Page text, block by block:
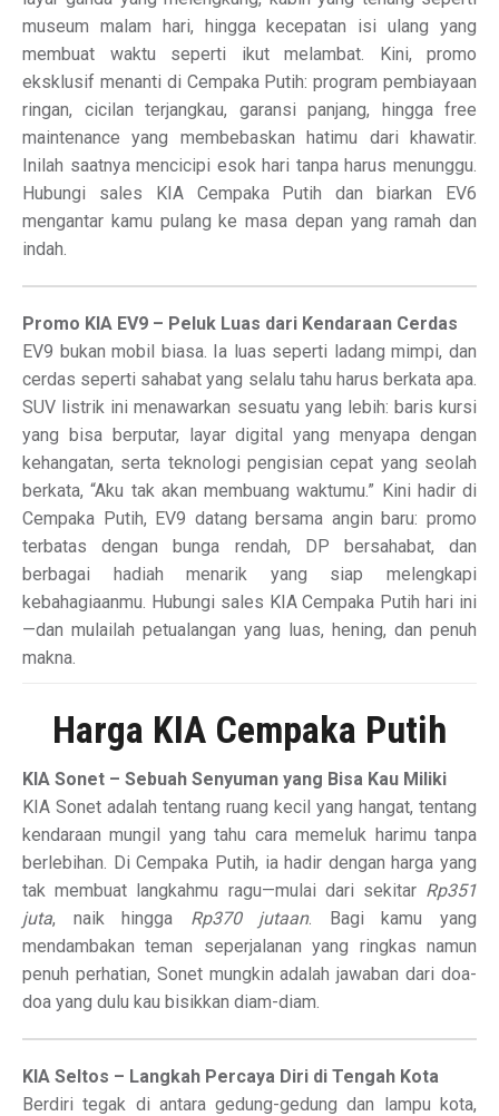
museum malam hari, hingga kecepatan isi ulang yang
membuat waktu seperti ikut melambat. Kini, promo
eksklusif menanti di Cempaka Putih: program pembiayaan
ringan, cicilan terjangkau, garansi panjang, hingga free
maintenance yang membebaskan hatimu dari khawatir.
Inilah saatnya mencicipi esok hari tanpa harus menunggu.
Hubungi sales KIA Cempaka Putih dan biarkan EV6
mengantar kamu pulang ke masa depan yang ramah dan
indah.
Promo KIA EV9 – Peluk Luas dari Kendaraan Cerdas
EV9 bukan mobil biasa. Ia luas seperti ladang mimpi, dan
cerdas seperti sahabat yang selalu tahu harus berkata apa.
SUV listrik ini menawarkan sesuatu yang lebih: baris kursi
yang bisa berputar, layar digital yang menyapa dengan
kehangatan, serta teknologi pengisian cepat yang seolah
berkata, “Aku tak akan membuang waktumu.” Kini hadir di
Cempaka Putih, EV9 datang bersama angin baru: promo
terbatas dengan bunga rendah, DP bersahabat, dan
berbagai hadiah menarik yang siap melengkapi
kebahagiaanmu. Hubungi sales KIA Cempaka Putih hari ini
—dan mulailah petualangan yang luas, hening, dan penuh
makna.
Harga KIA Cempaka Putih
KIA Sonet – Sebuah Senyuman yang Bisa Kau Miliki
KIA Sonet adalah tentang ruang kecil yang hangat, tentang
kendaraan mungil yang tahu cara memeluk harimu tanpa
berlebihan. Di Cempaka Putih, ia hadir dengan harga yang
tak membuat langkahmu ragu—mulai dari sekitar Rp351
juta, naik hingga Rp370 jutaan. Bagi kamu yang
mendambakan teman seperjalanan yang ringkas namun
penuh perhatian, Sonet mungkin adalah jawaban dari doa-
doa yang dulu kau bisikkan diam-diam.
KIA Seltos – Langkah Percaya Diri di Tengah Kota
Berdiri tegak di antara gedung-gedung dan lampu kota,